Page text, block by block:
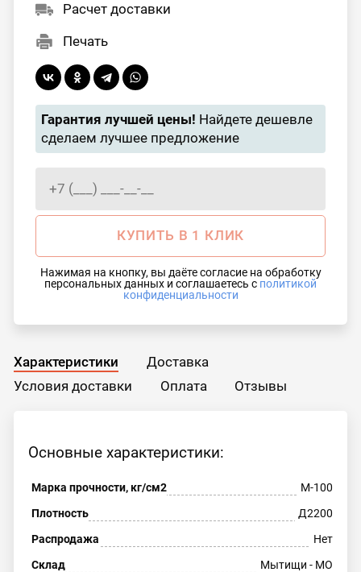
Расчет доставки
Печать
Гарантия лучшей цены! Найдете дешевле
сделаем лучшее предложение
КУПИТЬ В 1 КЛИК
Нажимая на кнопку, вы даёте согласие на обработку
персональных данных и соглашаетесь с политикой
конфиденциальности
Характеристики
Доставка
Условия доставки
Оплата Отзывы
Основные характеристики:
Марка прочности, кг/см2
М-100
Плотность
Д2200
Распродажа
Нет
Склад
Мытищи - МО